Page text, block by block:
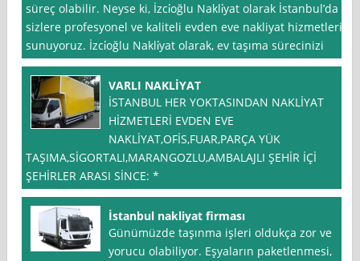
süreç olabilir. Neyse ki, İzci̇oğlu Nakli̇yat olarak İstanbul’da
sizlere profesyonel ve kaliteli evden eve nakliyat hizmetleri
sunuyoruz. İzci̇oğlu Nakli̇yat olarak, ev taşıma sürecinizi
VARLI NAKLİYAT
İSTANBUL HER YOKTASINDAN NAKLİYAT
HİZMETLERİ EVDEN EVE
NAKLİYAT,OFİS,FUAR,PARÇA YÜK
TAŞIMA,SİGORTALI,MARANGOZLU,AMBALAJLI ŞEHİR İÇİ
ŞEHİRLER ARASI SİNCE: *
İstanbul nakliyat firması
Günümüzde taşınma işleri oldukça zor ve
yorucu olabiliyor. Eşyaların paketlenmesi,